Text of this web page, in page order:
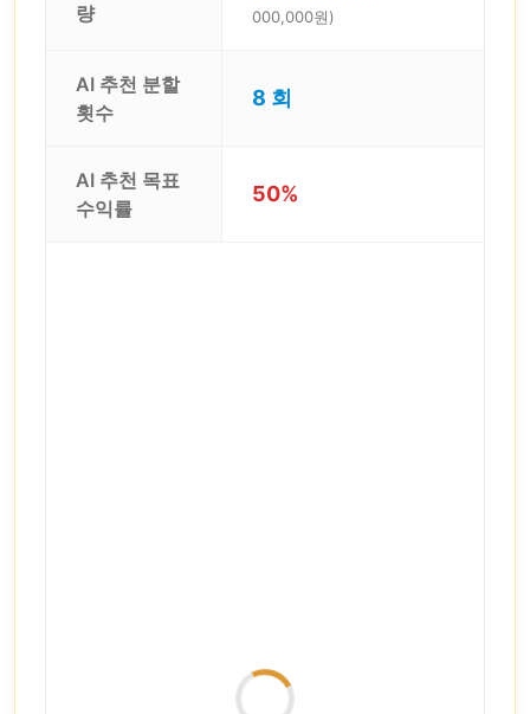
량
000,000원)
AI 추천 분할
횟수
8 회
AI 추천 목표
수익률
50%